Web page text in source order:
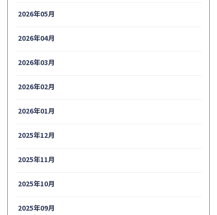
2026年05月
2026年04月
2026年03月
2026年02月
2026年01月
2025年12月
2025年11月
2025年10月
2025年09月